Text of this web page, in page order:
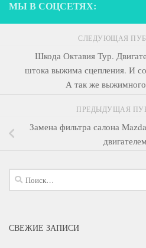
МЫ В СОЦСЕТЯХ:
СЛЕДУЮЩАЯ
Шкода Октавия Тур.
штока выжима сцепления. И
А так же
ПРЕДЫДУЩАЯ
Замена фильтра салона
Найти:
СВЕЖИЕ ЗАПИСИ